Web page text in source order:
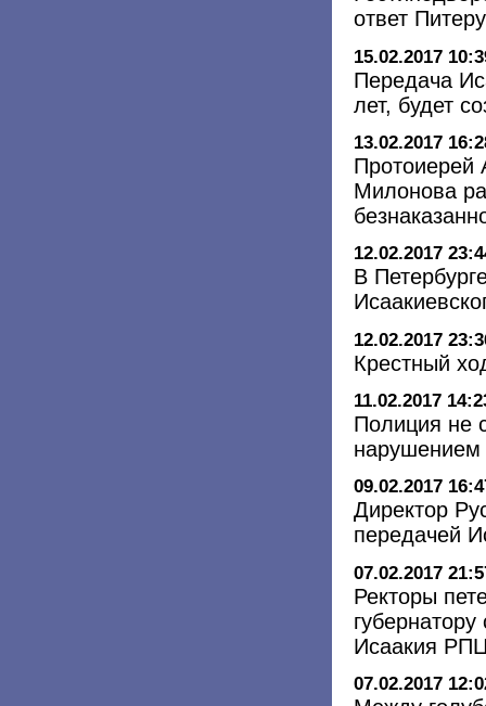
ответ
15.02.2017
Передача
лет, будет
13.02.2017
Протоиерей
Милонова
12.02.2017
В
12.02.2017
Крестный
11.02.2017
Полиция не
нарушением
09.02.2017
Директор
передачей
07.02.2017
Ректоры
Исаакия
07.02.2017